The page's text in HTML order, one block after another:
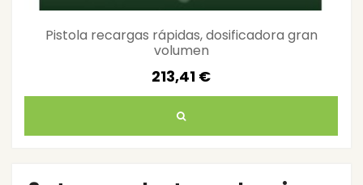
Pistola recargas rápidas, dosificadora gran
volumen
213,41 €